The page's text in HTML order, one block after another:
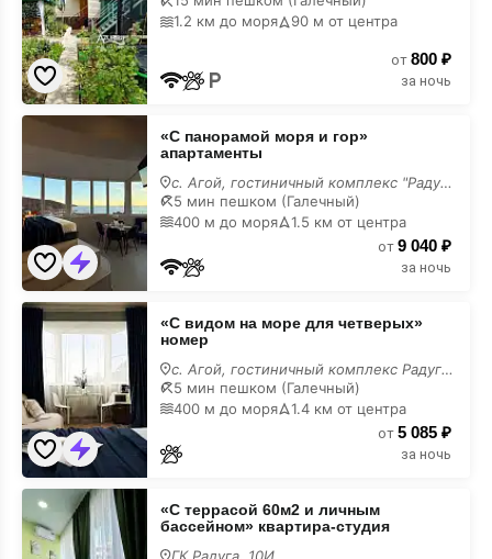
1.2 км до моря
90 м от центра
от 800 ₽
за ночь
«С
и
гор»
апартаменты
«С панорамой моря и гор»
апартаменты
с. Агой, гостиничный комплекс "Радуга", 10И,
5 мин пешком (Галечный)
400 м до моря
1.5 км от центра
от 9 040 ₽
за ночь
«С
видом
море
для
четверых»
номер
«С видом на море для четверых»
номер
с. Агой, гостиничный комплекс Радуга, 10В,
5 мин пешком (Галечный)
400 м до моря
1.4 км от центра
от 5 085 ₽
за ночь
«С
террасой
60м2
«С террасой 60м2 и личным
бассейном» квартира-студия
ГК Радуга, 10И,